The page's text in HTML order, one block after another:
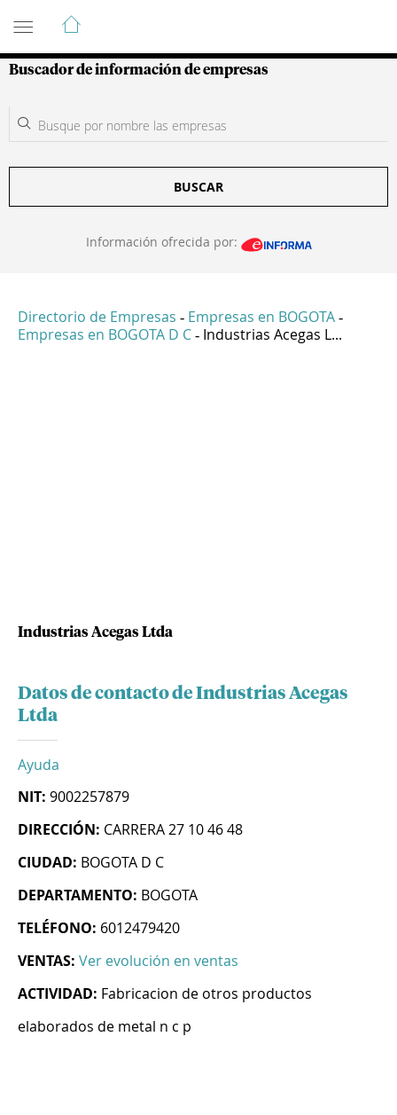
Guía de Empresas Colombianas
Buscador de información de empresas
BUSCAR
Información ofrecida por:
Directorio de Empresas - Empresas en BOGOTA -
Empresas en BOGOTA D C - Industrias Acegas L...
Industrias Acegas Ltda
Datos de contacto de Industrias Acegas
Ltda
Ayuda
NIT: 9002257879
DIRECCIÓN: CARRERA 27 10 46 48
CIUDAD: BOGOTA D C
DEPARTAMENTO: BOGOTA
TELÉFONO: 6012479420
VENTAS: Ver evolución en ventas
ACTIVIDAD: Fabricacion de otros productos
elaborados de metal n c p